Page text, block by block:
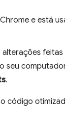
e está
feitas
seu
.
código